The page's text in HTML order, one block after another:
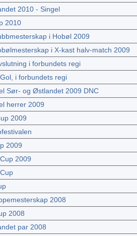
2010 - Singel
2010
i Hobøl 2009
i X-kast halv-match 2009
i forbundets regi
i forbundets regi
Sør- og Østlandet 2009 DNC
herrer 2009
2009
2009
2009
2008
2008
par 2008